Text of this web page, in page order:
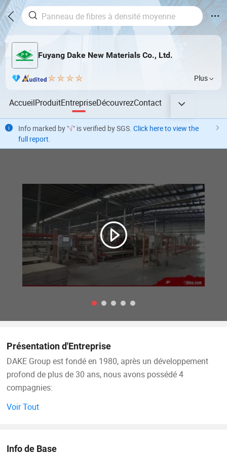
Fuyang Dake New Materials Co., Ltd.
Plus
AccueilProduitEntrepriseDécouvrezContact
Info marked by "√" is verified by SGS. Click here to view the
full report.
Présentation d'Entreprise
DAKE Group est fondé en 1980, après un développement
profond de plus de 30 ans, nous avons possédé 4
compagnies:
Voir Tout
Info de Base